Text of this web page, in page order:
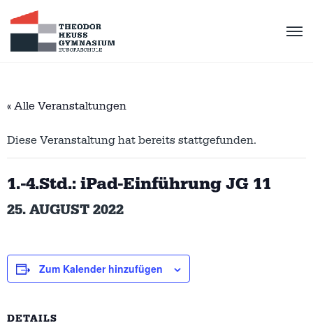
« Alle Veranstaltungen
Diese Veranstaltung hat bereits stattgefunden.
1.-4.Std.: iPad-Einführung JG 11
25. AUGUST 2022
Zum Kalender hinzufügen
DETAILS